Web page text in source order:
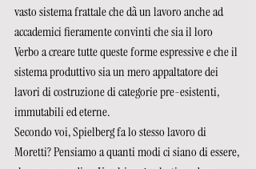
vasto sistema frattale che dà un lavoro anche ad
accademici fieramente convinti che sia il loro
Verbo a creare tutte queste forme espressive e che il
sistema produttivo sia un mero appaltatore dei
lavori di costruzione di categorie pre-esistenti,
immutabili ed eterne.
Secondo voi, Spielberg fa lo stesso lavoro di
Moretti? Pensiamo a quanti modi ci siano di essere,